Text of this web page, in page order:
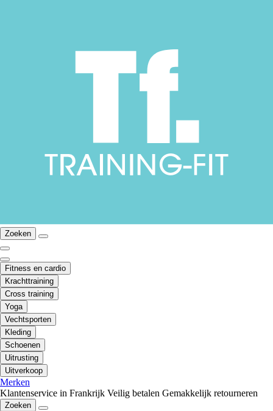
Zoeken
Fitness en cardio
Krachttraining
Cross training
Yoga
Vechtsporten
Kleding
Schoenen
Uitrusting
Uitverkoop
Merken
Klantenservice in Frankrijk Veilig betalen Gemakkelijk retourneren
Zoeken